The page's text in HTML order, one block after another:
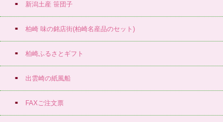
新潟土産 笹団子
柏崎 味の銘店街(柏崎名産品のセット)
柏崎ふるさとギフト
出雲崎の紙風船
FAXご注文票